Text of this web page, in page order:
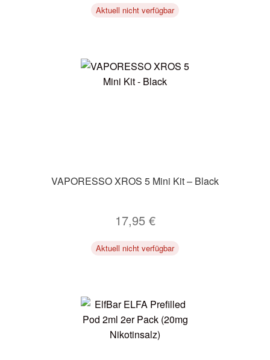
Aktuell nicht verfügbar
VAPORESSO XROS 5 Mini Kit – Black
17,95 €
Aktuell nicht verfügbar